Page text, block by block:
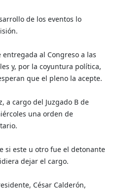
de los eventos lo
al Congreso a las
y, por la coyuntura política,
que el pleno la acepte.
a cargo del Juzgado B de
una orden de
si este u otro fue el detonante
dejar el cargo.
César Calderón,